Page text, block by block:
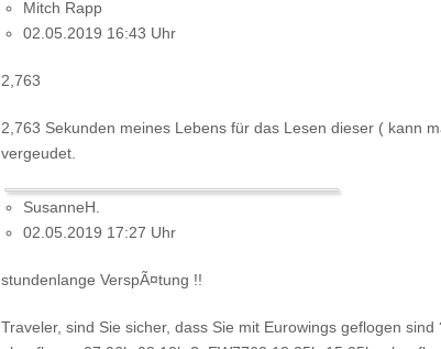
Mitch Rapp
02.05.2019 16:43 Uhr
2,763
2,763 Sekunden meines Lebens für das Lesen dieser ( kann
vergeudet.
SusanneH.
02.05.2019 17:27 Uhr
stundenlange VerspÃ¤tung !!
Traveler, sind Sie sicher, dass Sie mit Eurowings geflogen